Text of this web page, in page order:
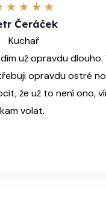
★ ★ ★ ★
.
5
Čeráček
Kuchař
už opravdu dlouho.
opravdu ostré
že už to není ono,
kam volat.